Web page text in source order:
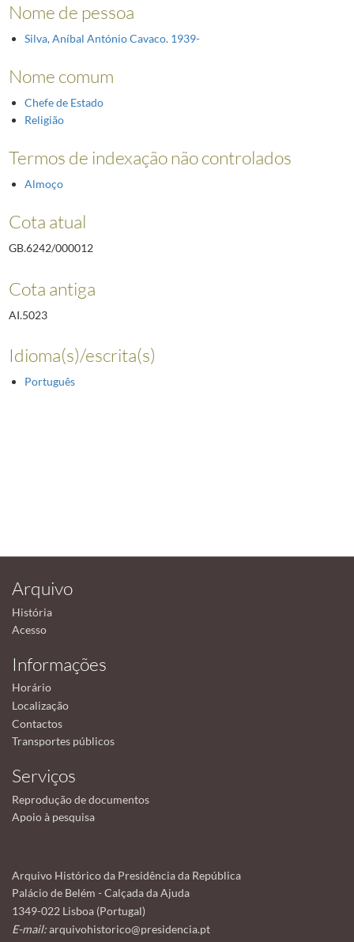
Nome de pessoa
Silva, Aníbal António Cavaco. 1939-
Nome comum
Chefe de Estado
Religião
Termos de indexação não controlados
Almoço
Cota atual
GB.6242/000012
Cota antiga
AI.5023
Idioma(s)/escrita(s)
Português
Arquivo
História
Acesso
Informações
Horário
Localização
Contactos
Transportes públicos
Serviços
Reprodução de documentos
Apoio à pesquisa
Arquivo Histórico da Presidência da República
Palácio de Belém - Calçada da Ajuda
1349-022 Lisboa (Portugal)
E-mail:arquivohistorico@presidencia.pt